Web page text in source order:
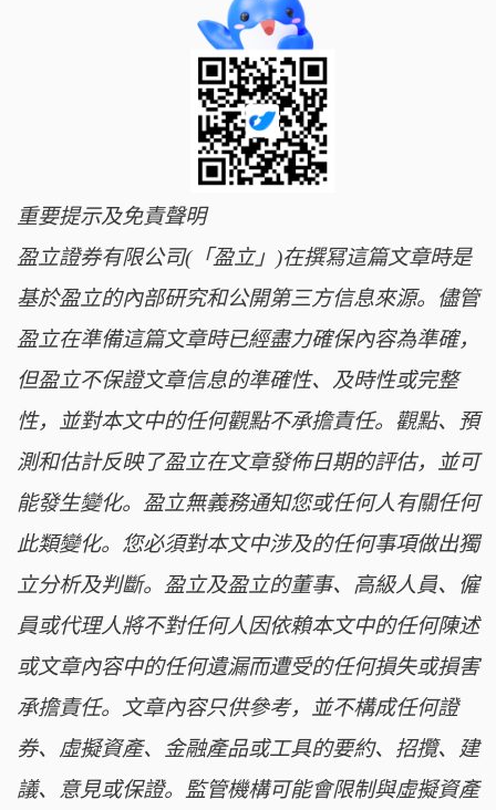
重要提示及免責聲明
盈立證券有限公司(「盈立」)在撰冩這篇文章時是
基於盈立的內部研究和公開第三方信息來源。儘管
盈立在準備這篇文章時已經盡力確保內容為準確，
但盈立不保證文章信息的準確性、及時性或完整
性，並對本文中的任何觀點不承擔責任。觀點、預
測和估計反映了盈立在文章發佈日期的評估，並可
能發生變化。盈立無義務通知您或任何人有關任何
此類變化。您必須對本文中涉及的任何事項做出獨
立分析及判斷。盈立及盈立的董事、高級人員、僱
員或代理人將不對任何人因依賴本文中的任何陳述
或文章內容中的任何遺漏而遭受的任何損失或損害
承擔責任。文章內容只供參考，並不構成任何證
券、虛擬資產、金融產品或工具的要約、招攬、建
議、意見或保證。監管機構可能會限制與虛擬資產